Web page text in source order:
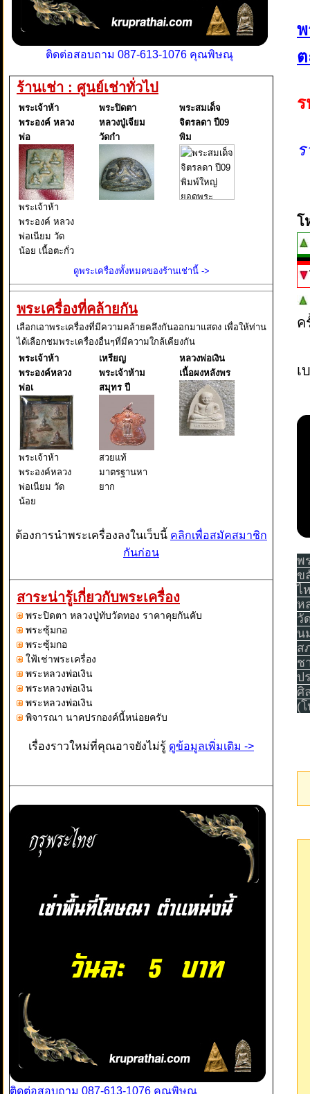
ติดต่อสอบถาม 087-613-1076 คุณพิษณุ
ร้านเช่า : ศูนย์เช่าทั่วไป
พระเจ้าห้า
พระองค์ หลวง
พ่อ
พระเจ้าห้า
พระองค์ หลวง
พ่อเนียม วัด
น้อย เนื้อตะกั่ว
พระปิดตา
หลวงปู่เจียม
วัดกำ
พระสมเด็จ
จิตรลดา ปี09
พิม
ดูพระเครื่องทั้งหมดของร้านเช่านี้ ->
พระเครื่องที่คล้ายกัน
เลือกเอาพระเครื่องที่มีความคล้ายคลึงกันออกมาแสดง เพื่อให้ท่าน
ได้เลือกชมพระเครื่องอื่นๆที่มีความใกล้เคียงกัน
พระเจ้าห้า
พระองค์หลวง
พ่อเ
พระเจ้าห้า
พระองค์หลวง
พ่อเนียม วัด
น้อย
เหรียญ
พระเจ้าห้าม
สมุทร ปี
สวยแท้
มาตรฐานหา
ยาก
หลวงพ่อเงิน
เนื้อผงหลังพร
ต้องการนำพระเครื่องลงในเว็บนี้ คลิกเพื่อสมัคสมาชิก
กันก่อน
สาระน่ารู้เกี่ยวกับพระเครื่อง
พระปิดตา หลวงปู่ทับวัดทอง ราคาคุยกันคับ
พระซุ้มกอ
พระซุ้มกอ
ใฟ้เช่าพระเครื่อง
พระหลวงพ่อเงิน
พระหลวงพ่อเงิน
พระหลวงพ่อเงิน
พิจารณา นาคปรกองค์นี้หน่อยครับ
เรื่องราวใหม่ที่คุณอาจยังไม่รู้ ดูข้อมูลเพิ่มเติม ->
ติดต่อสอบถาม 087-613-1076 คุณพิษณุ
พ
โ
เ
พ
ข
ไ
ห
วั
น
ส
ช
ป
ศิ
(